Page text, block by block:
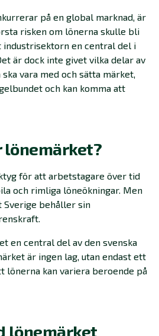
på en global marknad, är
risken om lönerna skulle bli
industrisektorn en central del i
är dock inte givet vilka delar av
vara med och sätta märket,
och kan komma att
lönemärket?
för att arbetstagare över tid
och rimliga löneökningar. Men
behåller sin
en central del av den svenska
är ingen lag, utan endast ett
lönerna kan variera beroende på
lönemärket